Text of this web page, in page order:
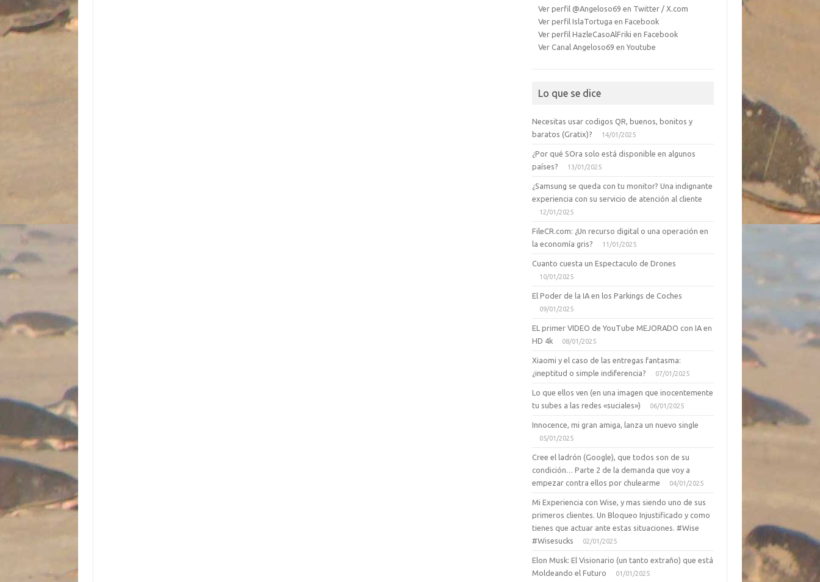
Ver perfil @Angeloso69 en Twitter / X.com
Ver perfil IslaTortuga en Facebook
Ver perfil HazleCasoAlFriki en Facebook
Ver Canal Angeloso69 en Youtube
Lo que se dice
Necesitas usar codigos QR, buenos, bonitos y
baratos (Gratix)?
14/01/2025
¿Por qué SOra solo está disponible en algunos
países?
13/01/2025
¿Samsung se queda con tu monitor? Una indignante
experiencia con su servicio de atención al cliente
12/01/2025
FileCR.com: ¿Un recurso digital o una operación en
la economía gris?
11/01/2025
Cuanto cuesta un Espectaculo de Drones
10/01/2025
El Poder de la IA en los Parkings de Coches
09/01/2025
EL primer VIDEO de YouTube MEJORADO con IA en
HD 4k
08/01/2025
Xiaomi y el caso de las entregas fantasma:
¿ineptitud o simple indiferencia?
07/01/2025
Lo que ellos ven (en una imagen que inocentemente
tu subes a las redes «suciales»)
06/01/2025
Innocence, mi gran amiga, lanza un nuevo single
05/01/2025
Cree el ladrón (Google), que todos son de su
condición… Parte 2 de la demanda que voy a
empezar contra ellos por chulearme
04/01/2025
Mi Experiencia con Wise, y mas siendo uno de sus
primeros clientes. Un Bloqueo Injustificado y como
tienes que actuar ante estas situaciones. #Wise
#Wisesucks
02/01/2025
Elon Musk: El Visionario (un tanto extraño) que está
Moldeando el Futuro
01/01/2025